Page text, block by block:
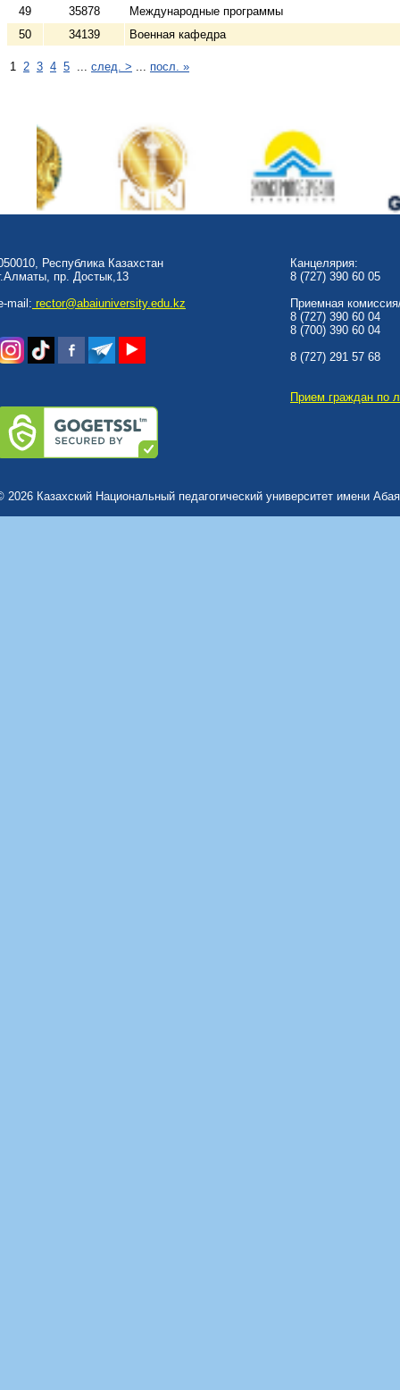
49
35878
Международные программы
50
34139 Военная кафедра
1 2 3 4 5 ... след. > ... посл. »
Республика Казахстан
пр. Достык,13
mail: rector@abaiuniversity.edu.kz
Канцелярия:
8 (727) 390 60 05
Приемная
8 (727) 390 60 04
8 (700) 390 60 04
8 (727) 291 57 68
Прием граждан по
2026 Казахский Национальный педагогический университет имени Абая